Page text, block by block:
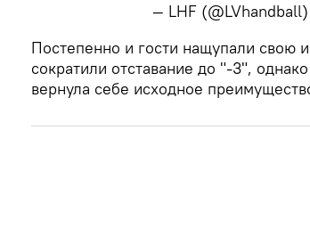
— LHF (@LVhandball)
​Постепенно и гости нащупали свою
сократили отставание до "-3",
вернула себе исходное